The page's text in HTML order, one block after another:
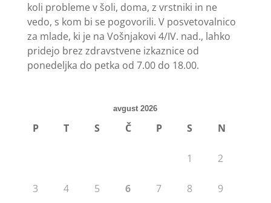
koli probleme v šoli, doma, z vrstniki in ne
vedo, s kom bi se pogovorili. V posvetovalnico
za mlade, ki je na Vošnjakovi 4/IV. nad., lahko
pridejo brez zdravstvene izkaznice od
ponedeljka do petka od 7.00 do 18.00.
avgust 2026
P T S Č P S N
1 2
3 4 5 6 7 8 9